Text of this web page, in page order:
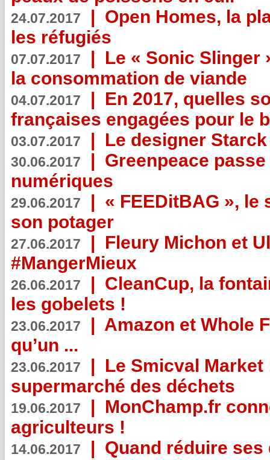
24.07.2017 | Open Homes, la
les réfugiés
07.07.2017 | Le « Sonic Slinger
la consommation de viande
04.07.2017 | En 2017, quelles
françaises engagées pour le
03.07.2017 | Le designer
30.06.2017 | Greenpeace
numériques
29.06.2017 | « FEEDitBAG », le
son potager
27.06.2017 | Fleury Michon et
#MangerMieux
26.06.2017 | CleanCup, la
les gobelets !
23.06.2017 | Amazon et Whole
qu’un ...
23.06.2017 | Le Smicval
supermarché des déchets
19.06.2017 | MonChamp.fr
agriculteurs !
14.06.2017 | Quand réduire